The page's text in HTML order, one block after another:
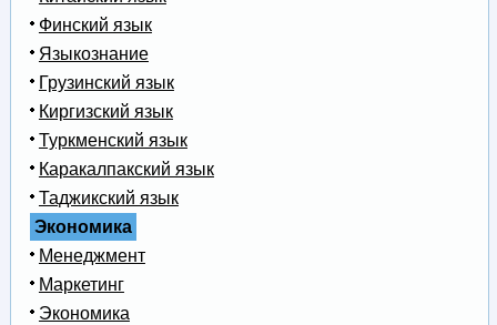
Финский язык
Языкознание
Грузинский язык
Киргизский язык
Туркменский язык
Каракалпакский язык
Таджикский язык
Экономика
Менеджмент
Маркетинг
Экономика